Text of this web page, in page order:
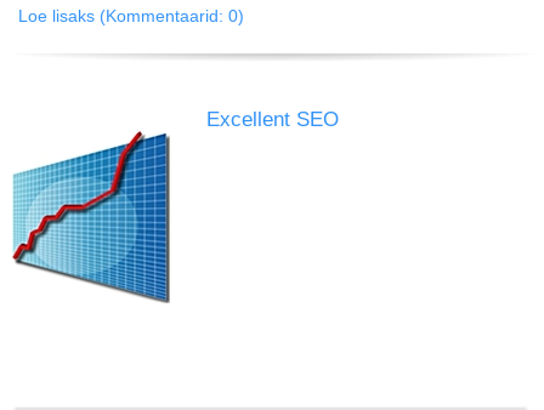
Loe lisaks (Kommentaarid: 0)
Excellent SEO